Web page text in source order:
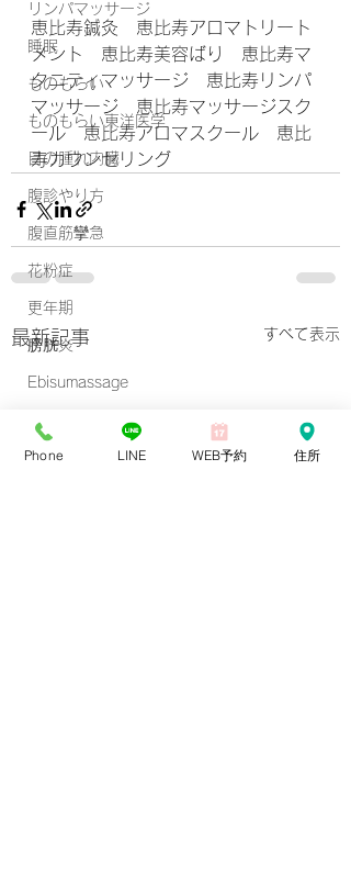
リンパマッサージ
睡眠
ものもらい
ものもらい東洋医学
目の腫れ内臓
腹診やり方
腹直筋攣急
花粉症
更年期
膀胱炎
Ebisumassage
Tokyomassage
aroma massage
恵比寿鍼灸　恵比寿アロマトリート
メント　恵比寿美容ばり　恵比寿マ
タニティマッサージ　恵比寿リンパ
マッサージ　恵比寿マッサージスク
ール　恵比寿アロマスクール　恵比
寿カウンセリング
最新記事 すべて表示
Phone LINE WEB予約 住所